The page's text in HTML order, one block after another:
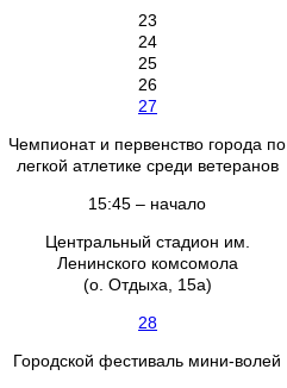
23
24
25
26
27
Чемпионат и первенство города по
легкой атлетике среди ветеранов
15:45 – начало
Центральный стадион им.
Ленинского комсомола
(о. Отдыха, 15а)
28
Городской фестиваль мини-волей